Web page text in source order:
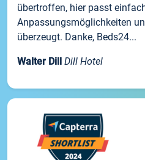
übertroffen, hier passt
Anpassungsmöglichkeiten
überzeugt. Danke, Beds24...
Walter Dill Dill Hotel